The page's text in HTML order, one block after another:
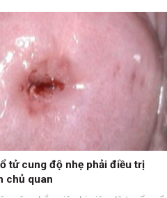
tử cung độ nhẹ phải điều trị
chủ quan